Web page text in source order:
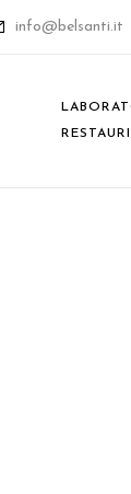
info@belsanti.it
RESTAURI